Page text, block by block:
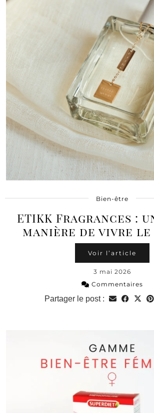
Bien-être
ETIKK Fragrances :
manière de vivre le
Voir l’article
3 mai 2026
Commentaires
Partager le post :